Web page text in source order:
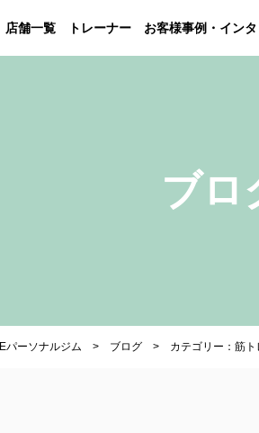
店舗一覧 トレーナー お客様事例・イン
ブロ
パーソナルジム ブログ カテゴリー：筋